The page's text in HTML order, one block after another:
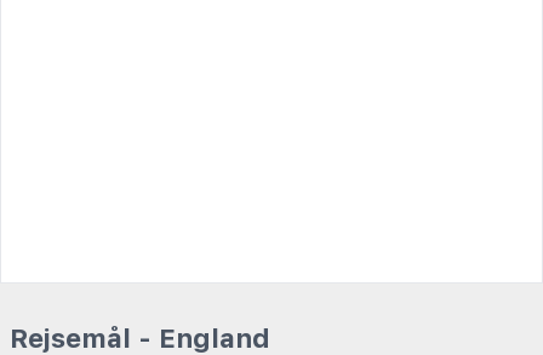
Rejsemål - England